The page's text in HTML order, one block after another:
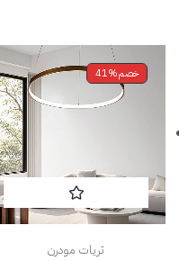
خصم41%
ثريات مودرن